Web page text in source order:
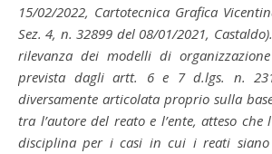
15/02/2022, Cartotecnica Grafica
Sez. 4, n. 32899 del 08/01/2021,
rilevanza dei modelli di
prevista dagli artt. 6 e 7 d.lgs. n.
diversamente articolata proprio sulla
tra l’autore del reato e l’ente, atteso che
disciplina per i casi in cui i reati siano